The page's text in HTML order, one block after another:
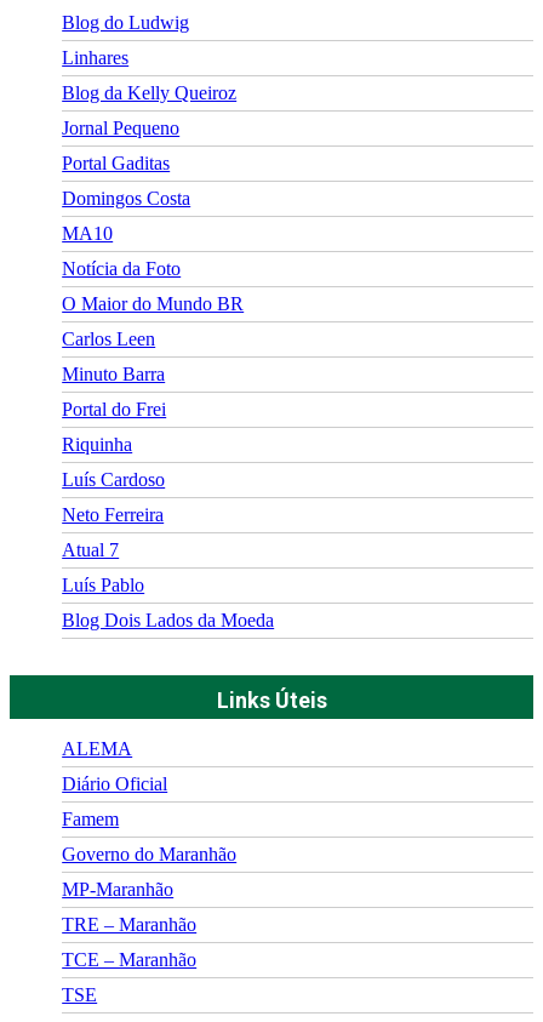
Blog do Ludwig
Linhares
Blog da Kelly Queiroz
Jornal Pequeno
Portal Gaditas
Domingos Costa
MA10
Notícia da Foto
O Maior do Mundo BR
Carlos Leen
Minuto Barra
Portal do Frei
Riquinha
Luís Cardoso
Neto Ferreira
Atual 7
Luís Pablo
Blog Dois Lados da Moeda
Links Úteis
ALEMA
Diário Oficial
Famem
Governo do Maranhão
MP-Maranhão
TRE – Maranhão
TCE – Maranhão
TSE